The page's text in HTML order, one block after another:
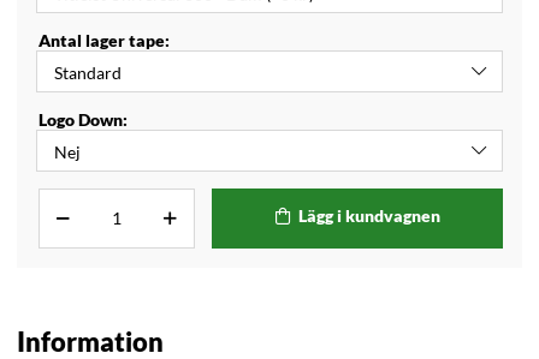
Antal lager tape:
Logo Down:
Lägg i kundvagnen
Information